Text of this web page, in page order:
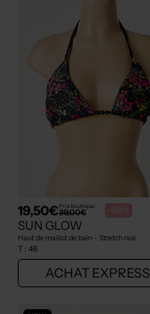
19,50€Prix boutique :
39,00€ -50%
SUN GLOW
Haut de maillot de bain - Stretch noir
T : 46
ACHAT EXPRESS